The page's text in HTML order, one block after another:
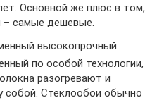
Основной же плюс в том,
самые дешевые.
высокопрочный
по особой технологии,
разогревают и
собой. Стеклообои обычно